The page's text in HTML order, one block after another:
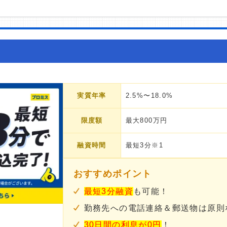
実質年率 2.5%〜18.0%
限度額 最大800万円
融資時間 最短3分※1
おすすめポイント
最短3分融資 も可能！
勤務先への電話連絡＆郵送物は原則
30日間の利息が0円
！